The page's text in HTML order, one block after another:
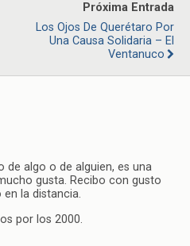
Próxima Entrada
Los Ojos De Querétaro Por
Una Causa Solidaria – El
Ventanuco
de algo o de alguien, es una
gusta. Recibo con gusto
la distancia.
por los 2000.